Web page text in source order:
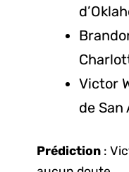
Victor
de San
Prédiction :